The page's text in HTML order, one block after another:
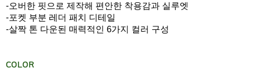
-오버한 핏으로 제작해 편안한 착용감과 실루엣
-포켓 부분 레더 패치 디테일
-살짝 톤 다운된 매력적인 6가지 컬러 구성
COLOR